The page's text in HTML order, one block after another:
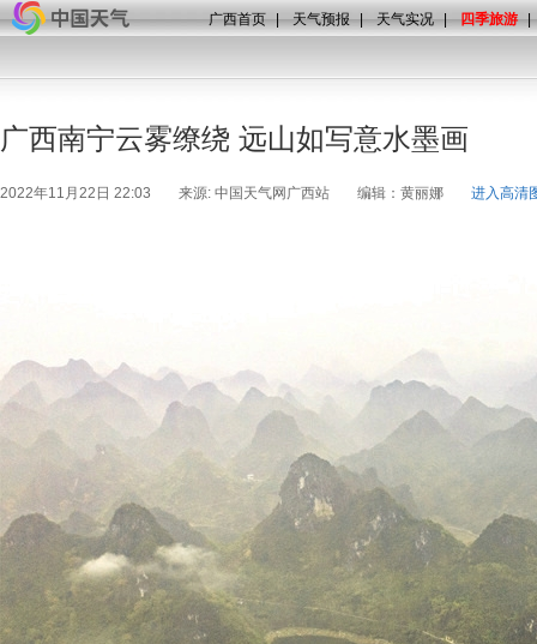
广西首页 | 天气预报 | 天气实况 | 四季旅游 |
广西南宁云雾缭绕 远山如写意水墨画
2022年11月22日 22:03 来源: 中国天气网广西站 编辑：黄丽娜 进入高清